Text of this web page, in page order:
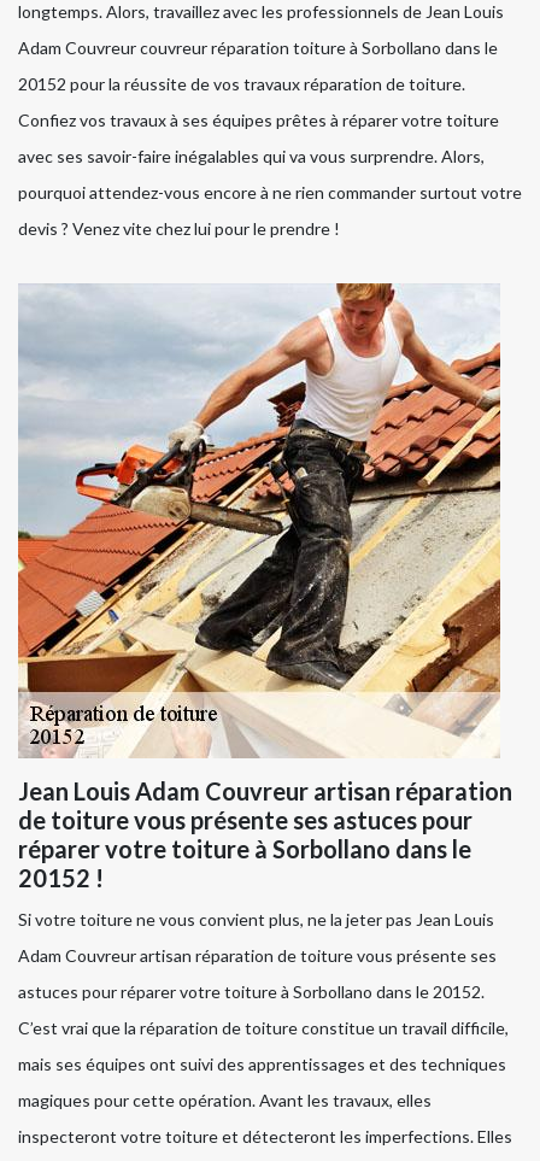
longtemps. Alors, travaillez avec les professionnels de Jean Louis
Adam Couvreur couvreur réparation toiture à Sorbollano dans le
20152 pour la réussite de vos travaux réparation de toiture.
Confiez vos travaux à ses équipes prêtes à réparer votre toiture
avec ses savoir-faire inégalables qui va vous surprendre. Alors,
pourquoi attendez-vous encore à ne rien commander surtout votre
devis ? Venez vite chez lui pour le prendre !
Jean Louis Adam Couvreur artisan réparation
de toiture vous présente ses astuces pour
réparer votre toiture à Sorbollano dans le
20152 !
Si votre toiture ne vous convient plus, ne la jeter pas Jean Louis
Adam Couvreur artisan réparation de toiture vous présente ses
astuces pour réparer votre toiture à Sorbollano dans le 20152.
C’est vrai que la réparation de toiture constitue un travail difficile,
mais ses équipes ont suivi des apprentissages et des techniques
magiques pour cette opération. Avant les travaux, elles
inspecteront votre toiture et détecteront les imperfections. Elles